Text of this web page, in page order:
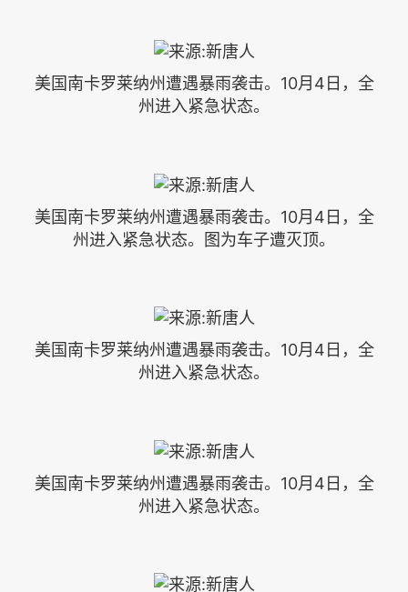
美国南卡罗莱纳州遭遇暴雨袭击。10月4日，全
州进入紧急状态。
美国南卡罗莱纳州遭遇暴雨袭击。10月4日，全
州进入紧急状态。图为车子遭灭顶。
美国南卡罗莱纳州遭遇暴雨袭击。10月4日，全
州进入紧急状态。
美国南卡罗莱纳州遭遇暴雨袭击。10月4日，全
州进入紧急状态。